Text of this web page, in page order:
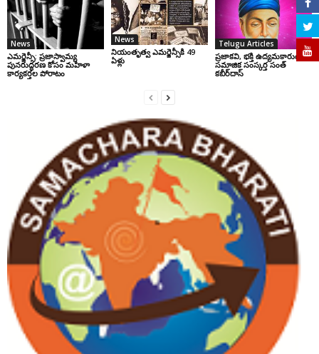
News
ఎమర్జెన్సీ: ప్రజాస్వామ్య
పునరుద్ధరణ కోసం మహిళా
కార్యకర్తల పోరాటం
News
నియంతృత్వ ఎమర్జెన్సీకి 49
ఏళ్లు
Telugu Articles
ప్రజాకవి, భక్తి ఉద్యమకారుడు,
సమాజిక సంస్కర్త సంత్‌
కబీర్‌దాస్‌